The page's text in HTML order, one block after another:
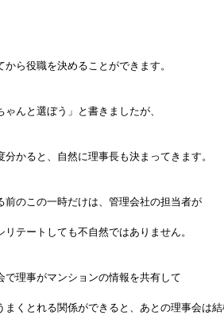
ら役職を決めることができます。
んと選ぼう」と書きましたが、
分かると、自然に理事長も決まってきます。
前のこの一時だけは、管理会社の担当者が
テートしても不自然ではありません。
で理事がマンションの情報を共有して
まくとれる関係ができると、あとの理事会は